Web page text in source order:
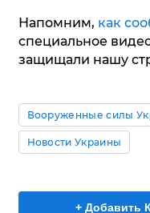
Напомним, как
специальное
защищали нашу
Вооруженные силы
Новости Украины
+ Добавить